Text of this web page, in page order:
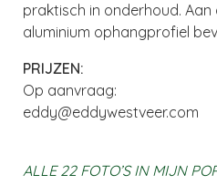
praktisch in onderhoud.
aluminium ophangprofiel
PRIJZEN:
Op aanvraag:
eddy@eddywestveer.com
ALLE 22 FOTO’S IN MIJN